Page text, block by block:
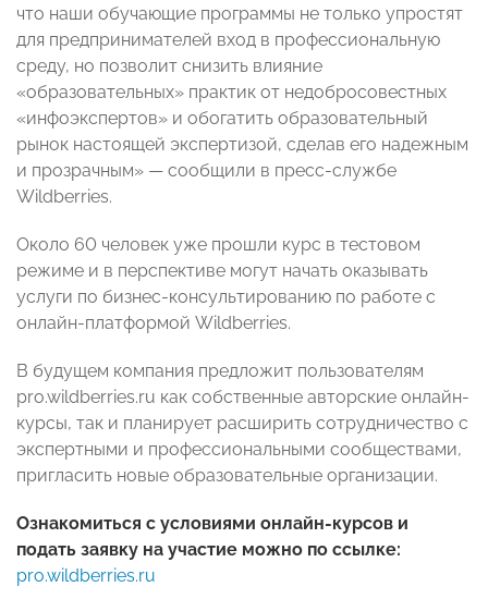
что наши обучающие программы не только упростят
для предпринимателей вход в профессиональную
среду, но позволит снизить влияние
«образовательных» практик от недобросовестных
«инфоэкспертов» и обогатить образовательный
рынок настоящей экспертизой, сделав его надежным
и прозрачным» — сообщили в пресс-службе
Wildberries.
Около 60 человек уже прошли курс в тестовом
режиме и в перспективе могут начать оказывать
услуги по бизнес-консультированию по работе с
онлайн-платформой Wildberries.
В будущем компания предложит пользователям
pro.wildberries.ru как собственные авторские онлайн-
курсы, так и планирует расширить сотрудничество с
экспертными и профессиональными сообществами,
пригласить новые образовательные организации.
Ознакомиться с условиями онлайн-курсов и
подать заявку на участие можно по ссылке:
pro.wildberries.ru